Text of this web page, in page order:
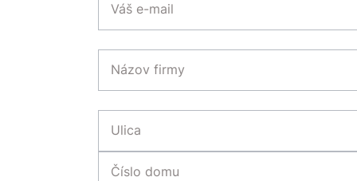
Váš e-mail
Názov firmy
Ulica
Číslo domu